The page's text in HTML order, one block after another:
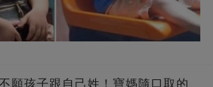
願孩子跟自己姓！寶媽隨口取的